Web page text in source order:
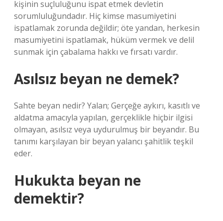
kişinin suçluluğunu ispat etmek devletin
sorumluluğundadır. Hiç kimse masumiyetini
ispatlamak zorunda değildir; öte yandan, herkesin
masumiyetini ispatlamak, hüküm vermek ve delil
sunmak için çabalama hakkı ve fırsatı vardır.
Asılsız beyan ne demek?
Sahte beyan nedir? Yalan; Gerçeğe aykırı, kasıtlı ve
aldatma amacıyla yapılan, gerçeklikle hiçbir ilgisi
olmayan, asılsız veya uydurulmuş bir beyandır. Bu
tanımı karşılayan bir beyan yalancı şahitlik teşkil
eder.
Hukukta beyan ne
demektir?